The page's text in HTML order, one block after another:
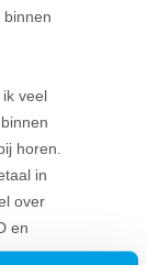
veel
horen.
in
over
en